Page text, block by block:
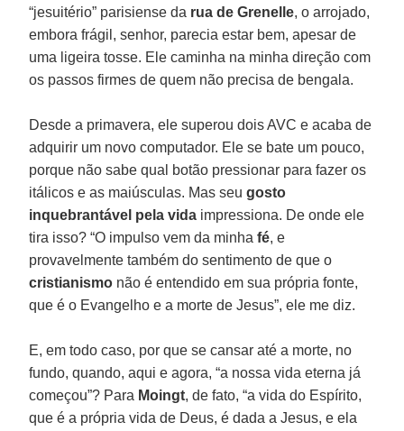
“jesuitério” parisiense da rua de Grenelle, o arrojado,
embora frágil, senhor, parecia estar bem, apesar de
uma ligeira tosse. Ele caminha na minha direção com
os passos firmes de quem não precisa de bengala.
Desde a primavera, ele superou dois AVC e acaba de
adquirir um novo computador. Ele se bate um pouco,
porque não sabe qual botão pressionar para fazer os
itálicos e as maiúsculas. Mas seugosto
inquebrantável pela vida impressiona. De onde ele
tira isso? “O impulso vem da minhafé, e
provavelmente também do sentimento de que o
cristianismo não é entendido em sua própria fonte,
que é o Evangelho e a morte de Jesus”, ele me diz.
E, em todo caso, por que se cansar até a morte, no
fundo, quando, aqui e agora, “a nossa vida eterna já
começou”? Para Moingt, de fato, “a vida do Espírito,
que é a própria vida de Deus, é dada a Jesus, e ela